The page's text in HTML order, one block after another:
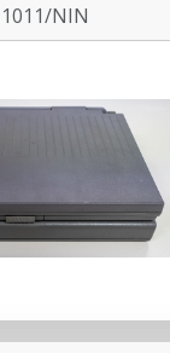
1011/NIN